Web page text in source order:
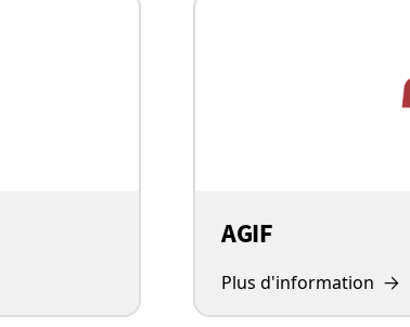
AGIF
Plus d'information